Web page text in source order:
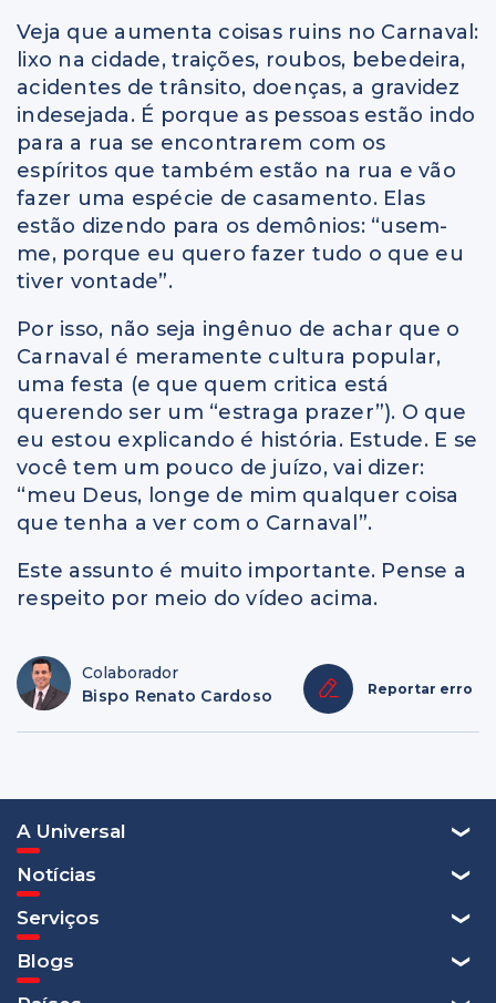
Veja que aumenta coisas ruins no Carnaval:
lixo na cidade, traições, roubos, bebedeira,
acidentes de trânsito, doenças, a gravidez
indesejada. É porque as pessoas estão indo
para a rua se encontrarem com os
espíritos que também estão na rua e vão
fazer uma espécie de casamento. Elas
estão dizendo para os demônios: “usem-
me, porque eu quero fazer tudo o que eu
tiver vontade”.
Por isso, não seja ingênuo de achar que o
Carnaval é meramente cultura popular,
uma festa (e que quem critica está
querendo ser um “estraga prazer”). O que
eu estou explicando é história. Estude. E se
você tem um pouco de juízo, vai dizer:
“meu Deus, longe de mim qualquer coisa
que tenha a ver com o Carnaval”.
Este assunto é muito importante. Pense a
respeito por meio do vídeo acima.
Colaborador
Bispo Renato Cardoso
Reportar erro
A Universal
Notícias
Serviços
Blogs